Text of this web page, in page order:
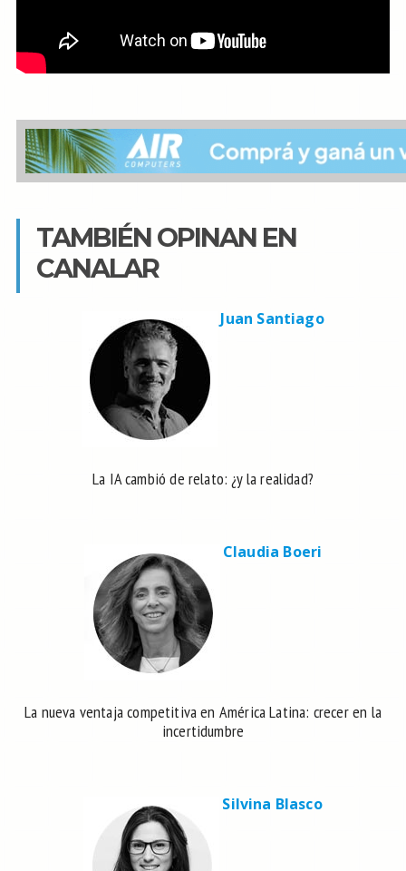
TAMBIÉN OPINAN EN
CANALAR
Juan Santiago
La IA cambió de relato: ¿y la realidad?
Claudia Boeri
La nueva ventaja competitiva en América Latina: crecer en la
incertidumbre
Silvina Blasco